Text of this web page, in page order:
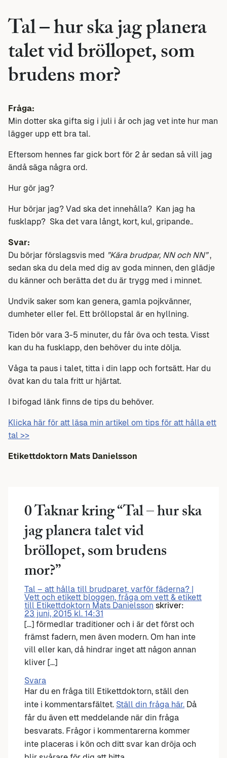
Tal – hur ska jag planera
talet vid bröllopet, som
brudens mor?
Fråga:
Min dotter ska gifta sig i juli i år och jag vet inte hur man
lägger upp ett bra tal.
Eftersom hennes far gick bort för 2 år sedan så vill jag
ändå säga några ord.
Hur gör jag?
Hur börjar jag? Vad ska det innehålla? Kan jag ha
fusklapp? Ska det vara långt, kort, kul, gripande..
Svar:
Du börjar förslagsvis med ”Kära brudpar, NN och NN”,
sedan ska du dela med dig av goda minnen, den glädje
du känner och berätta det du är trygg med i minnet.
Undvik saker som kan genera, gamla pojkvänner,
dumheter eller fel. Ett bröllopstal är en hyllning.
Tiden bör vara 3-5 minuter, du får öva och testa. Visst
kan du ha fusklapp, den behöver du inte dölja.
Våga ta paus i talet, titta i din lapp och fortsätt. Har du
övat kan du tala fritt ur hjärtat.
I bifogad länk finns de tips du behöver.
Klicka här för att läsa min artikel om tips för att hålla ett
tal >>
Etikettdoktorn Mats Danielsson
0 Taknar kring “Tal – hur ska
jag planera talet vid
bröllopet, som brudens
mor?”
Tal – att hålla till brudparet, varför fäderna? |
Vett och etikett bloggen, fråga om vett & etikett
till Etikettdoktorn Mats Danielsson skriver:
23 juni, 2015 kl. 14:31
[…] förmedlar traditioner och i är det först och
främst fadern, men även modern. Om han inte
vill eller kan, då hindrar inget att någon annan
kliver […]
Svara
Har du en fråga till Etikettdoktorn, ställ den
inte i kommentarsfältet. Ställ din fråga här. Då
får du även ett meddelande när din fråga
besvarats. Frågor i kommentarerna kommer
inte placeras i kön och ditt svar kan dröja och